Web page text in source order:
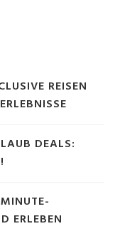
REISEN
DEALS:
ERLEBEN